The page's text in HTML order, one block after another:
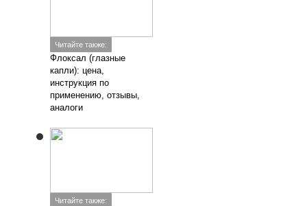
Читайте также:
Флоксал (глазные
капли): цена,
инструкция по
применению, отзывы,
аналоги
Читайте также: